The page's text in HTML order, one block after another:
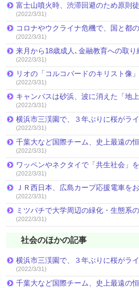
富士山噴火時、渋滞回避のため原則
(2022/3/31)
コロナやウクライナ危機で、国と都
(2022/3/31)
来月から18歳成人､金融教育への取り
(2022/3/31)
リオの「コルコバードのキリスト像」
(2022/3/31)
キャンバスは砂浜、波に消えた「地上
(2022/3/31)
横浜市三渓園で、３年ぶりに桜がラ
(2022/3/31)
千葉大など国際チーム、史上最遠の
(2022/3/31)
ワッペンやネクタイで「共生社会」
(2022/3/31)
ＪＲ西日本、広島カープ応援電車を
(2022/3/31)
ミツバチで大学周辺の緑化・生態系
(2022/3/31)
社会のほかの記事
横浜市三渓園で、３年ぶりに桜がラ
(2022/3/31)
千葉大など国際チーム、史上最遠の